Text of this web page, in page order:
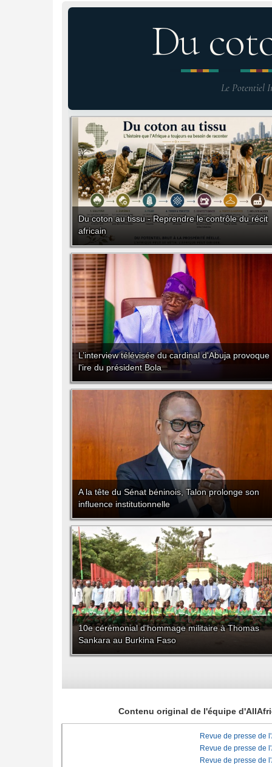
Du
Le Potentiel
Du coton au tissu - Reprendre le contrôle du récit
africain
L’interview télévisée du cardinal d'Abuja provoque
l'ire du président Bola
A la tête du Sénat béninois, Talon prolonge son
influence institutionnelle
10e cérémonial d'hommage militaire à Thomas
Sankara au Burkina Faso
Contenu original de l'équipe
Revue de presse de
Revue de presse de
Revue de presse de